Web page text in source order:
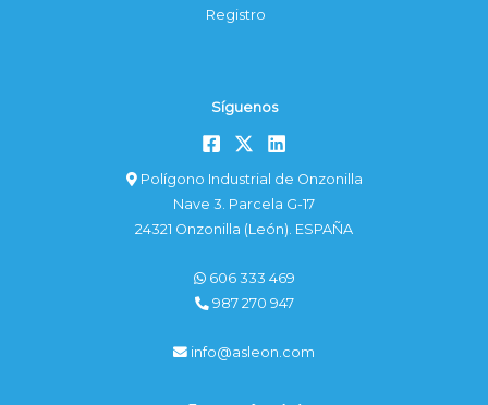
Registro
Síguenos
Polígono Industrial de Onzonilla
Nave 3. Parcela G-17
24321 Onzonilla (León). ESPAÑA
606 333 469
987 270 947
info@asleon.com